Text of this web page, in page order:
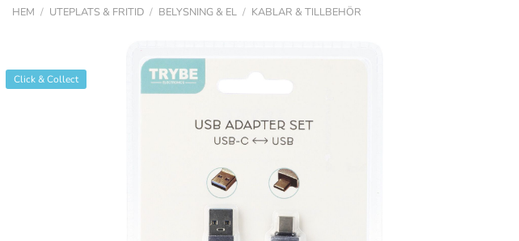
HEM / UTEPLATS & FRITID / BELYSNING & EL / KABLAR & TILLBEHÖR
Click & Collect